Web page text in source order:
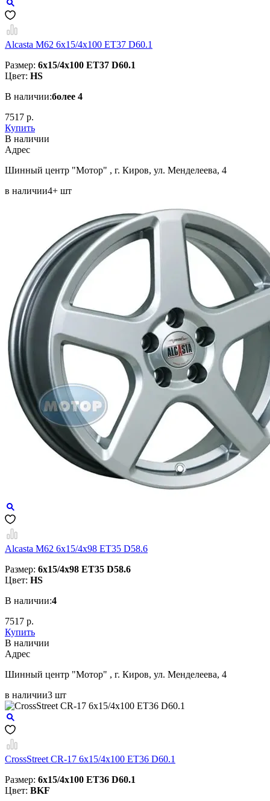
Alcasta M62 6x15/4x100 ET37 D60.1
Размер: 6x15/4x100 ET37 D60.1
Цвет: HS
В наличии:более 4
7517 р.
Купить
В наличии
Aдрес
Шинный центр "Мотор" , г. Киров, ул. Менделеева, 4
в наличии4+ шт
Alcasta M62 6x15/4x98 ET35 D58.6
Размер: 6x15/4x98 ET35 D58.6
Цвет: HS
В наличии:4
7517 р.
Купить
В наличии
Aдрес
Шинный центр "Мотор" , г. Киров, ул. Менделеева, 4
в наличии3 шт
CrossStreet CR-17 6x15/4x100 ET36 D60.1
Размер: 6x15/4x100 ET36 D60.1
Цвет: BKF